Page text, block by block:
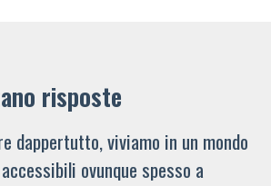
risposte
dappertutto, viviamo in un mondo
ovunque spesso a